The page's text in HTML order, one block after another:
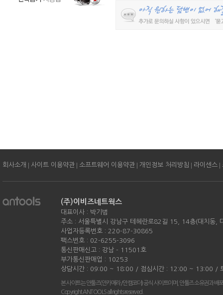
회사소개 | 사이트 이용약관 | 소프트웨어 이용약관 | 개인정보 처리방침 | 라이센스 |
(주)이비즈네트웍스
대표이사 : 박기범
주소 : 서울특별시 강남구 테헤란로82길 15, 14층(대치동,
사업자등록번호 : 220-87-30865
팩스번호 : 02-6255-3096
통신판매신고 : 강남 - 11501호
부가통신판매업 : 10253
상담시간 : 09:00 ~ 18:00 / 점심시간 : 12:00 ~ 13:00 /
본 사이트는 안툴즈(안카메라/안캠코더) 공식 사이트이며, 안툴즈 소유권과 배
Copyright ANTOOLS all rights reserved.